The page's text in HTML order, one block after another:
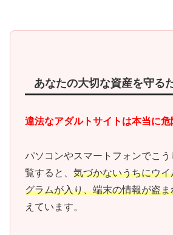
あなたの大切な資産を守る
違法なアダルトサイトは本当に危
パソコンやスマートフォンでこう
覧すると、 気づかないうちにウ
グラムが入り、端末の情報が盗ま
えています。